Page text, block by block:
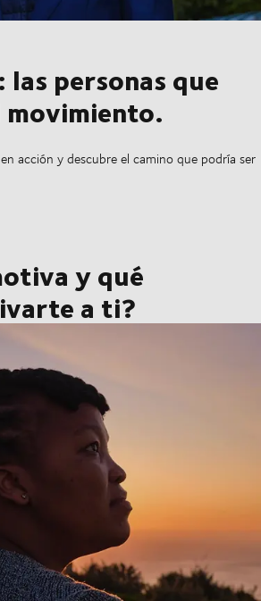
las personas que
movimiento.
acción y descubre el camino que podría ser
que impulsan el movimiento.
y qué
a ti?